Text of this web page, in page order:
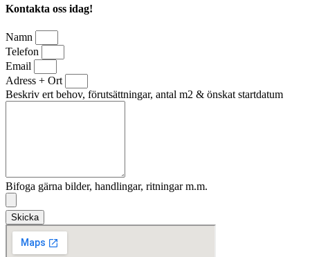
Kontakta oss idag!
Namn
Telefon
Email
Adress + Ort
Beskriv ert behov, förutsättningar, antal m2 & önskat startdatum
Bifoga gärna bilder, handlingar, ritningar m.m.
Skicka